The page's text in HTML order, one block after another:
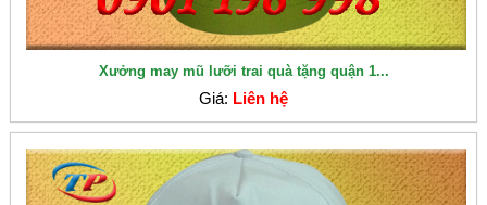
Xưởng may mũ lưỡi trai quà tặng quận 1...
Giá: Liên hệ